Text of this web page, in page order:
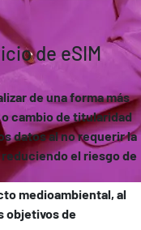
de eSIM
de una forma más
cambio de titularidad
datos al no requerir la
el riesgo de
medioambiental, al
objetivos de